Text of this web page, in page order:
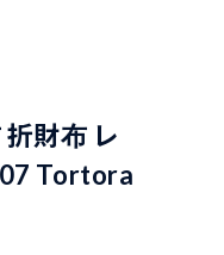
財布 レ
Tortora